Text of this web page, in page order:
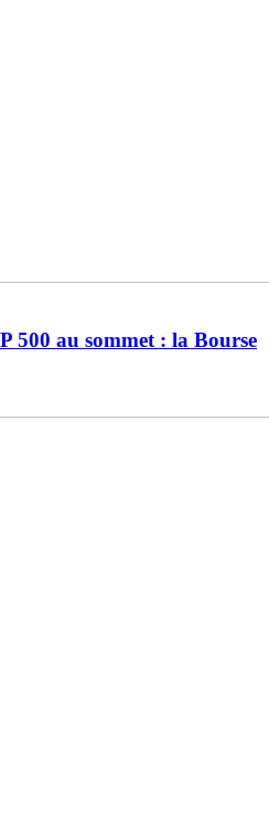
500 au sommet : la Bourse